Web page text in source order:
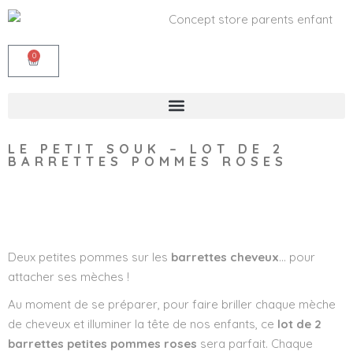
0
LE PETIT SOUK – LOT DE 2
BARRETTES POMMES ROSES
Deux petites pommes sur les barrettes cheveux… pour
attacher ses mèches !
Au moment de se préparer, pour faire briller chaque mèche
de cheveux et illuminer la tête de nos enfants, ce lot de 2
barrettes petites pommes roses sera parfait. Chaque